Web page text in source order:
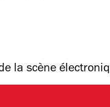
la scène